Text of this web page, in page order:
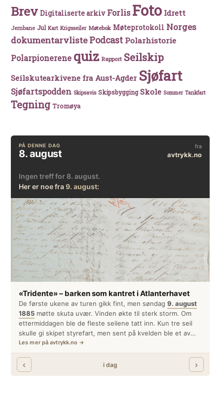
Brev Digitaliserte arkiv Forlis Foto Idrett
Jernbane Jul Kart Krigsseiler Møtebok Møteprotokoll Norges
dokumentarvlistePodcast Polarhistorie
Polarpionerene quiz Rapport Seilskip
Seilskutearkivene fra Aust-Agder Sjøfart
Sjøfartspodden Skipsavis Skipsbygging Skole Sommer Tankfart
Tegning Tromøya